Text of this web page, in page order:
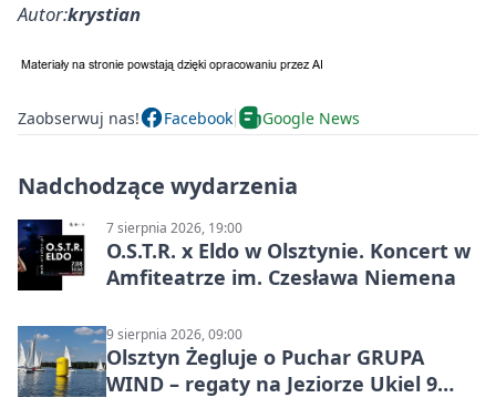
Autor:krystian
Zaobserwuj nas! Facebook Google News
Nadchodzące wydarzenia
7 sierpnia 2026, 19:00
O.S.T.R. x Eldo w Olsztynie. Koncert w
Amfiteatrze im. Czesława Niemena
9 sierpnia 2026, 09:00
Olsztyn Żegluje o Puchar GRUPA
WIND – regaty na Jeziorze Ukiel 9